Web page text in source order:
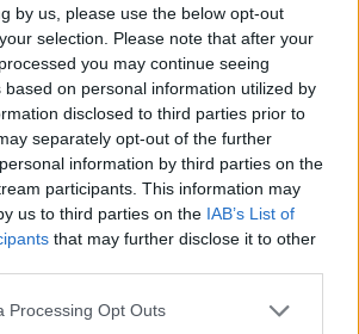
by us, please use the below opt-out
selection. Please note that after your
you may continue seeing
based on personal information utilized by
disclosed to third parties prior to
separately opt-out of the further
information by third parties on the
participants. This information may
us to third parties on the IAB’s List of
that may further disclose it to other
website/app uses one or more Google
Processing Opt Outs